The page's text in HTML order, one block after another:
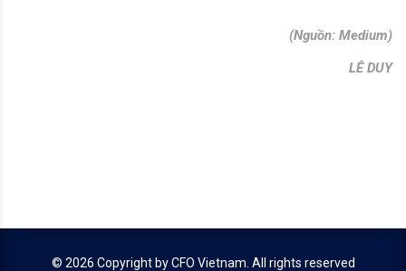
(Nguồn: Medium)
LÊ DUY
© 2026 Copyright byCFO Vietnam. All rights reserved